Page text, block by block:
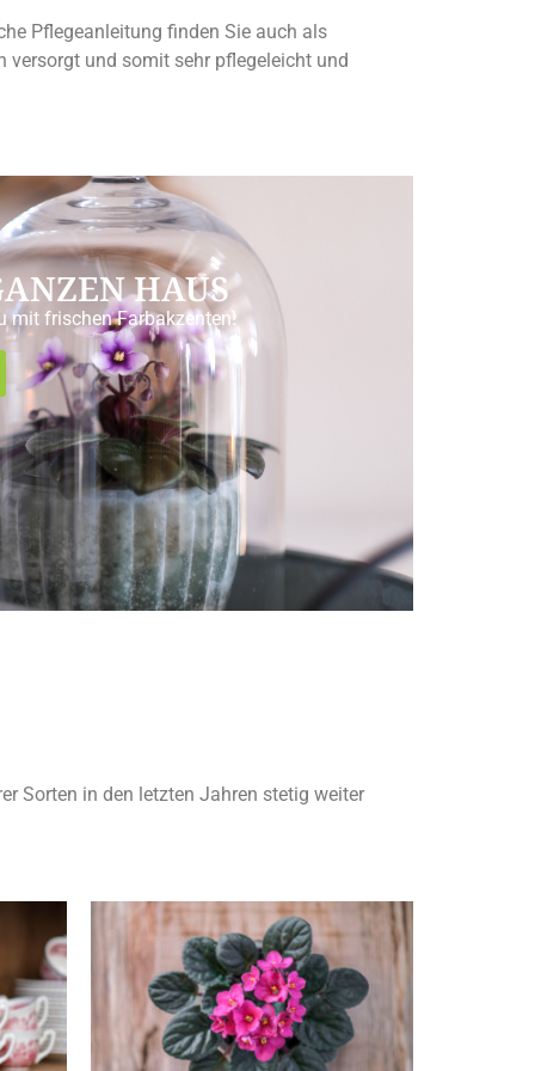
Pflegeanleitung finden Sie auch als
und somit sehr pflegeleicht und
HAUS
mit frischen Farbakzenten!
Sorten in den letzten Jahren stetig weiter